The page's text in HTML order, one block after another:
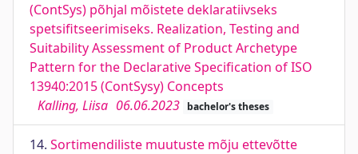
(ContSys) põhjal mõistete deklaratiivseks
spetsifitseerimiseks. Realization, Testing and
Suitability Assessment of Product Archetype
Pattern for the Declarative Specification of ISO
13940:2015 (ContSysy) Concepts
Kalling, Liisa 06.06.2023 bachelor's theses
14. Sortimendiliste muutuste mõju ettevõtte